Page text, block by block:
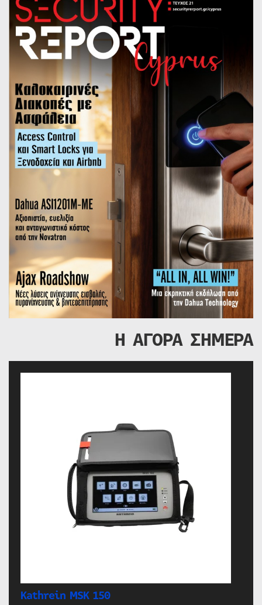
Η ΑΓΟΡΑ ΣΗΜΕΡΑ
Kathrein MSK 150